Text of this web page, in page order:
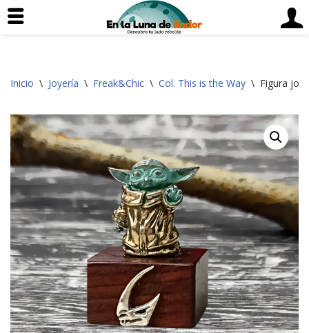
al
Inicio \ Joyería \ Freak&Chic \ Col. This is the Way \ Figura